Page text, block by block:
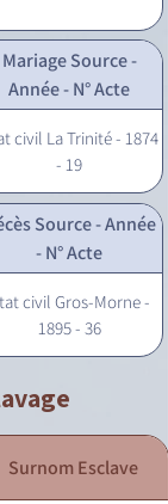
Mariage Source -
Année - N° Acte
civil La Trinité - 1874
- 19
Source - Année
- N° Acte
civil Gros-Morne -
1895 - 36
Surnom Esclave